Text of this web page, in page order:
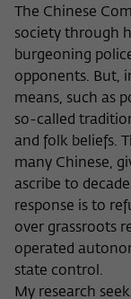
The Chinese
society through
burgeoning
opponents. But,
means, such as
so-called
and folk beliefs.
many Chinese,
ascribe to
response is to
over grassroots
operated
state control.
My research
Anbieter
Laufzeit
Zweck
Name
Anbieter
Aufrufes, Dauer
ein, dass eine
sog. Drittstaaten
gleichwertig
das Risiko, dass
Kontroll- und zu
auch ohne
können